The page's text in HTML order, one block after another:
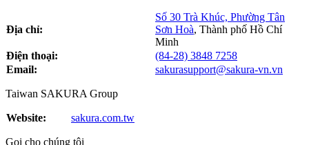
Địa chỉ:
Số 30 Trà Khúc, Phường Tân
Sơn Hoà, Thành phố Hồ Chí
Minh
Điện thoại:
(84-28) 3848 7258
Email:
sakurasupport@sakura-vn.vn
Taiwan SAKURA Group
Website: sakura.com.tw
Gọi cho chúng tôi